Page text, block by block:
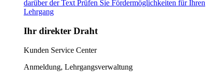
Ihr direkter Draht
Kunden Service Center
Anmeldung, Lehrgangsverwaltung